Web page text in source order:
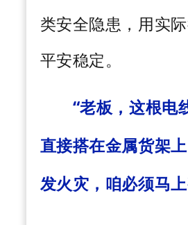
类安全隐患，用实
平安稳定。
“老板，这根电线
直接搭在金属货架
发火灾，咱必须马